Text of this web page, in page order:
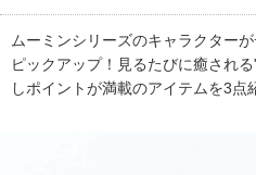
ムーミンシリーズのキャラクター
ピックアップ！見るたびに癒され
しポイントが満載のアイテムを3点